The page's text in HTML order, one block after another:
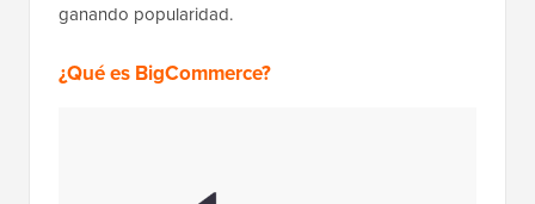
ganando popularidad.
¿Qué es BigCommerce?